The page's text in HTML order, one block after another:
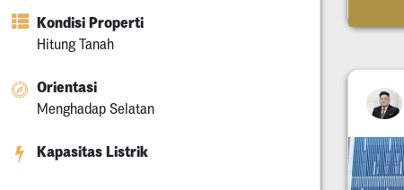
Kondisi Properti
Hitung Tanah
Orientasi
Menghadap Selatan
Kapasitas Listrik